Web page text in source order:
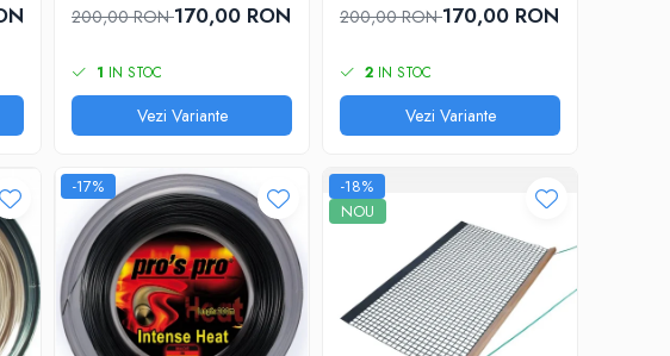
200,00 RON170,00 RON
1 IN STOC
Vezi Variante
200,00 RON170,00 RON
2 IN STOC
Vezi Variante
-17%
-18%
NOU